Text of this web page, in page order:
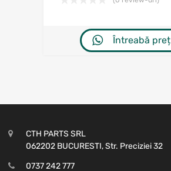
Întreabă preț
CTH PARTS SRL
062202 BUCURESTI, Str. Preciziei 32
0737 242 777